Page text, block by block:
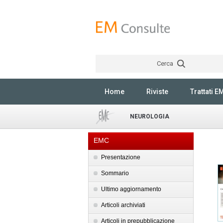
Cerca
Home Riviste Trattati
NEUROLOGIA
EMC
Presentazione
Sommario
Ultimo aggiornamento
Articoli archiviati
Articoli in prepubblicazione